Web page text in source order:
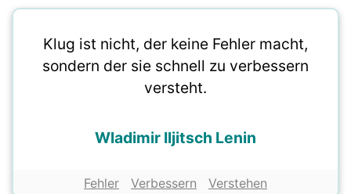
Klug ist nicht, der keine Fehler macht,
sondern der sie schnell zu verbessern
versteht.
Wladimir Iljitsch Lenin
Fehler Verbessern Verstehen